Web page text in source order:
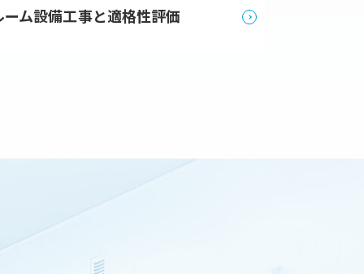
協賛
参加
ム設備工事と適格性評価